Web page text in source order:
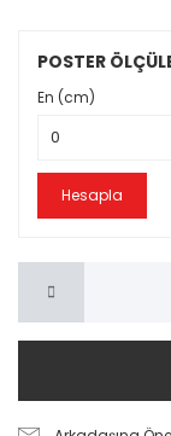
POSTER
En (cm)
Hesapla